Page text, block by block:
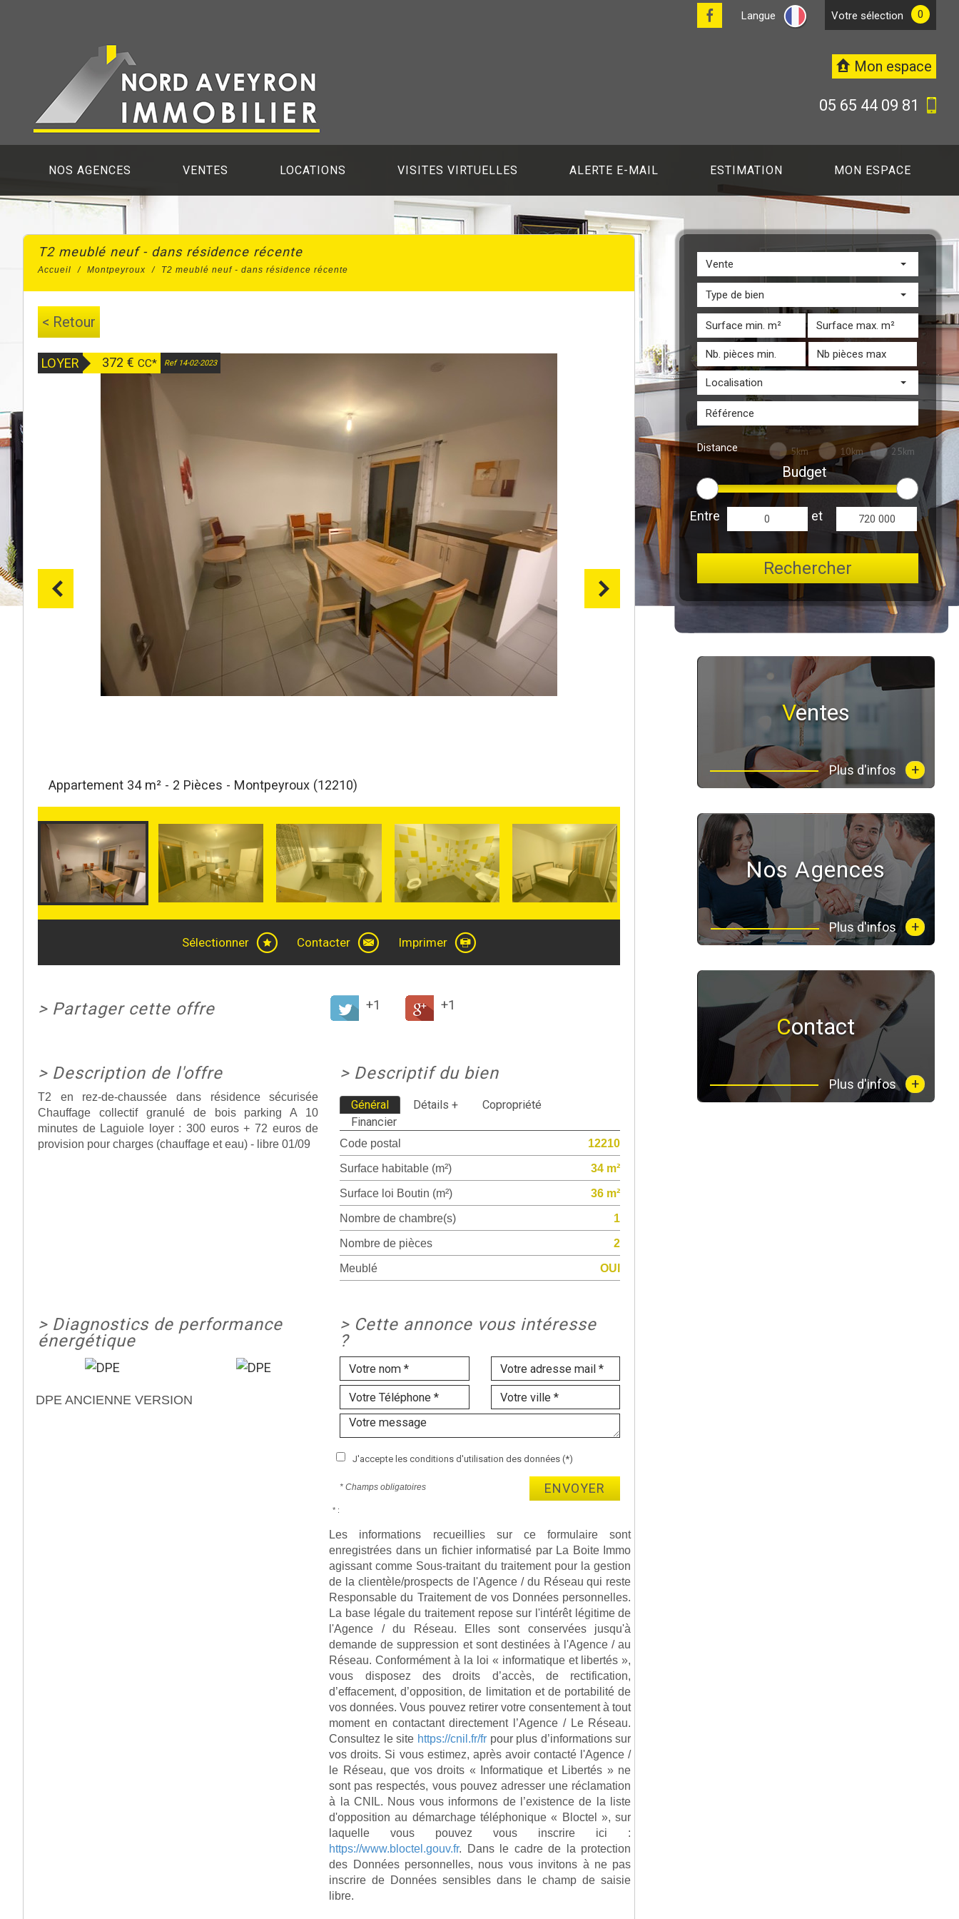
Langue votre sélection 0
Mon espace
05 65 44 09 81
NOS AGENCES VENTES LOCATIONS VISITES VIRTUELLES ALERTE E-MAIL ESTIMATION MON ESPACE
Vente
Type de bien
Localisation
Distance 5km 10km 25km
Budget
Entre et
Rechercher
t2 meublé neuf - dans résidence récente
Accueil Montpeyroux T2 meublé neuf - dans résidence récente
< Retour
Appartement 34 m² - 2 Pièces - Montpeyroux (12210)
LOYER 372 € CC* Ref 14-02-2023
Sélectionner Contacter Imprimer
> Partager cette offre +1 +1
> Description de l'offre
T2 en rez-de-chaussée dans résidence sécurisée
Chauffage collectif granulé de bois parking A 10
minutes de Laguiole loyer : 300 euros + 72 euros de
provision pour charges (chauffage et eau) - libre 01/09
> Descriptif du bien
Général Détails +
Copropriété
Financier
Code postal
12210
Surface habitable (m²)
34 m²
Surface loi Boutin (m²)
36 m²
Nombre de chambre(s)
1
Nombre de pièces
2
Meublé
OUI
> Diagnostics de performance
énergétique
DPE ANCIENNE VERSION
> Cette annonce vous intéresse
?
J'accepte les conditions d'utilisation des données (*)
* Champs obligatoires ENVOYER
* :
Les informations recueillies sur ce formulaire sont
enregistrées dans un fichier informatisé par La Boite Immo
agissant comme Sous-traitant du traitement pour la gestion
de la clientèle/prospects de l'Agence / du Réseau qui reste
Responsable du Traitement de vos Données personnelles.
La base légale du traitement repose sur l'intérêt légitime de
l'Agence / du Réseau. Elles sont conservées jusqu'à
demande de suppression et sont destinées à l'Agence / au
Réseau. Conformément à la loi « informatique et libertés »,
vous disposez des droits d’accès, de rectification,
d’effacement, d’opposition, de limitation et de portabilité de
vos données. Vous pouvez retirer votre consentement à tout
moment en contactant directement l’Agence / Le Réseau.
Consultez le site https://cnil.fr/frpour plus d’informations sur
vos droits. Si vous estimez, après avoir contacté l'Agence /
le Réseau, que vos droits « Informatique et Libertés » ne
sont pas respectés, vous pouvez adresser une réclamation
à la CNIL. Nous vous informons de l’existence de la liste
d'opposition au démarchage téléphonique « Bloctel », sur
laquelle vous pouvez vous inscrire ici :
https://www.bloctel.gouv.fr. Dans le cadre de la protection
des Données personnelles, nous vous invitons à ne pas
inscrire de Données sensibles dans le champ de saisie
libre.
Ventes
Plus d'infos +
Nos Agences
Plus d'infos +
Contact
Plus d'infos +